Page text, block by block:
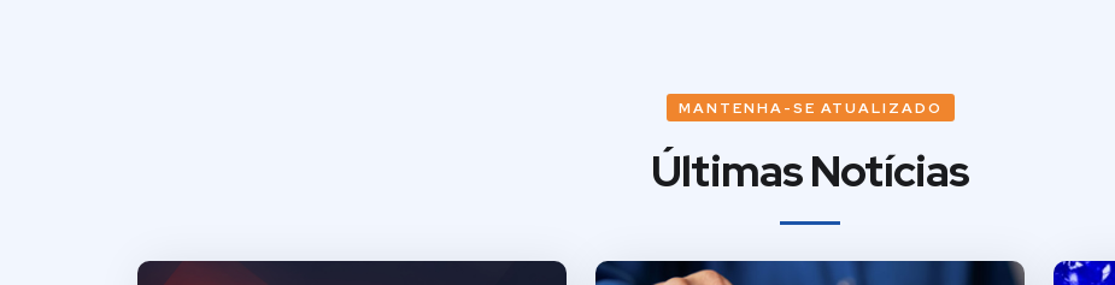
MANTENHA-SE ATUALIZADO
Últimas Notícias